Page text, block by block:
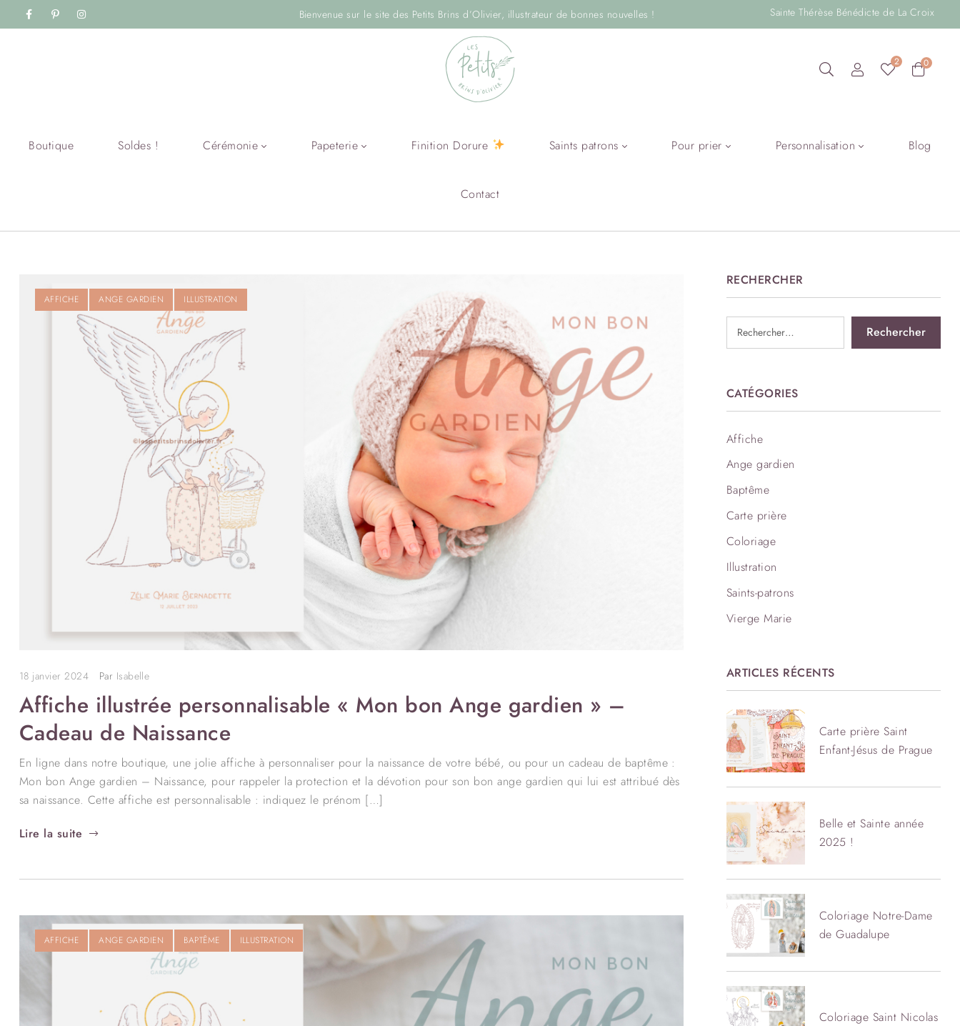
Bienvenue sur le site des Petits Brins d’Olivier, illustrateur de bonnes nouvelles ! Sainte Thérèse Bénédicte de La Croix
2 0
Boutique Soldes ! Cérémonie Papeterie Finition Dorure Saints patrons Pour prier Personnalisation Blog
Contact
AFFICHE ANGE GARDIEN ILLUSTRATION
18 janvier 2024 Par Isabelle
Affiche illustrée personnalisable « Mon bon Ange gardien » –
Cadeau de Naissance
En ligne dans notre boutique, une jolie affiche à personnaliser pour la naissance de votre bébé, ou pour un cadeau de baptême :
Mon bon Ange gardien – Naissance, pour rappeler la protection et la dévotion pour son bon ange gardien qui lui est attribué dès
sa naissance. Cette affiche est personnalisable : indiquez le prénom […]
Lire la suite
AFFICHE ANGE GARDIEN BAPTÊME ILLUSTRATION
RECHERCHER
CATÉGORIES
Affiche
Ange gardien
Baptême
Carte prière
Coloriage
Illustration
Saints-patrons
Vierge Marie
ARTICLES RÉCENTS
Carte prière Saint
Enfant-Jésus de Prague
Belle et Sainte année
2025 !
Coloriage Notre-Dame
de Guadalupe
Coloriage Saint Nicolas